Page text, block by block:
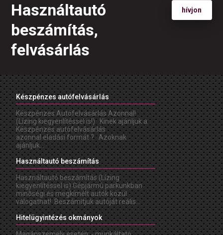
Használtautó
beszámítás,
felvásárlás
hívjon
Készpénzes autófelvásárlás
Készpénzes Autófelvásárlás Azonnal!
(Lízing kiegyenlítéssel is!) Kinek ajánljuk a
Készpénzes autófelvásárlás
azonnal eladási formát ? Azoknak
ajánljuk...
Használtautó beszámítás
Használtautó beszámítás (Lízing
kiegyenlítéssel is) Gépjármû parkunkban
minõségi és megkímélt autók közül
válogathat! Beszámítjuk autóját reális...
Hitelügyintézés okmányok